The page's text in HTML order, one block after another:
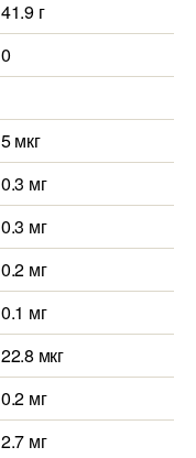
41.9 г
0
5 мкг
0.3 мг
0.3 мг
0.2 мг
0.1 мг
22.8 мкг
0.2 мг
2.7 мг